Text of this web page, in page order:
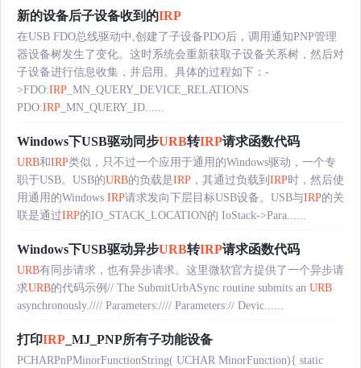
新的设备后子设备收到的IRP
在USB FDO总线驱动中,创建了子设备PDO后，调用通知PNP管理
器设备树发生了变化。这时系统会重新获取子设备关系树，然后对
子设备进行信息收集，并启用。具体的过程如下：-
>FDO:IRP _MN_QUERY_DEVICE_RELATIONS
PDO:IRP _MN_QUERY_ID......
Windows下USB驱动同步URB转IRP请求函数代码
URB和IRP类似，只不过一个应用于通用的Windows驱动，一个专
职于USB。USB的URB的负载是IRP ，其通过负载到 IRP时，然后使
用通用的Windows IRP请求发向下层目标USB设备。USB与IRP的关
联是通过IRP的IO_STACK_LOCATION的 IoStack->Para......
Windows下USB驱动异步URB转IRP请求函数代码
URB有同步请求，也有异步请求。这里微软官方提供了一个异步请
求URB的代码示例// The SubmitUrbASync routine submits an URB
asynchronously.//// Parameters://// Parameters:// Devic......
打印IRP _MJ_PNP所有子功能设备
PCHARPnPMinorFunctionString( UCHAR MinorFunction){ static